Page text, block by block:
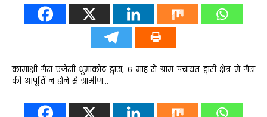
कामाक्षी गैस एजेंसी धुमाकोट द्वारा, 6 माह से ग्राम पंचायत द्वारी क्षेत्र में गैस
की आपूर्ति न होने से ग्रामीण…